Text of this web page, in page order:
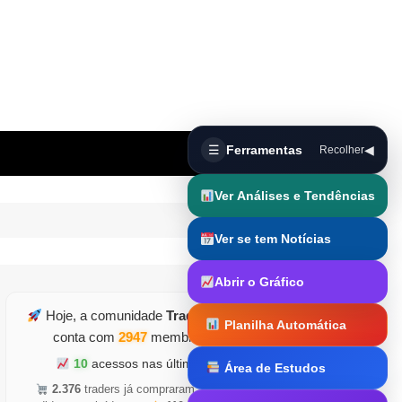
Trader Runner
Hoje, a comunidade TraderDicas.com
conta com 2947membros ativos
10acessos nas últimas horas
2.376 traders já compraram •
5.126
☰ Ferramentas Recolher◀
Ver Análises e Tendências
Ver se tem Notícias
Abrir o Gráfico
Planilha Automática
Área de Estudos